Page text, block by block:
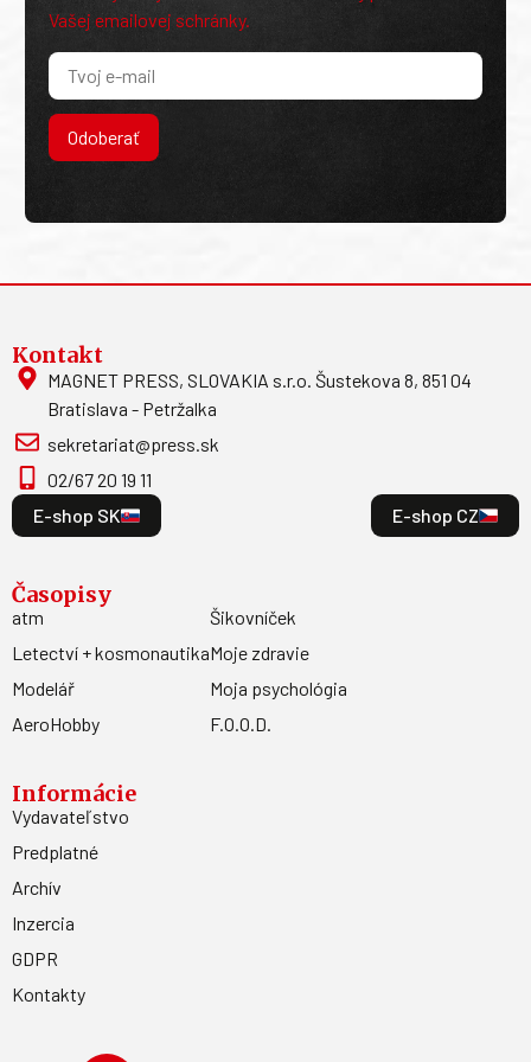
Vašej emailovej schránky.
Odoberať
Kontakt
MAGNET PRESS, SLOVAKIA s.r.o. Šustekova 8, 851 04
Bratislava - Petržalka
sekretariat@press.sk
02/67 20 19 11
E-shop SK
E-shop CZ
Časopisy
atm
Letectví + kosmonautika
Modelář
AeroHobby
Šikovníček
Moje zdravie
Moja psychológia
F.O.O.D.
Informácie
Vydavateľstvo
Predplatné
Archív
Inzercia
GDPR
Kontakty